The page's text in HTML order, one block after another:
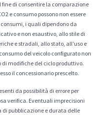
di consentire la comparazione
e consumo possono non essere
i quali dipendono da
e non esaustivo, allo stile di
e stradali, allo stato, all'uso e
del veicolo configurato non
di modifiche del ciclo produttivo.
il concessionario prescelto.
da possibilità di errore per
verifica. Eventuali imprecisioni
pubblicazione e durata delle